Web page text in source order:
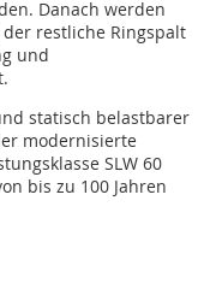
Danach werden
restliche Ringspalt
und
statisch belastbarer
modernisierte
SLW 60
bis zu 100 Jahren